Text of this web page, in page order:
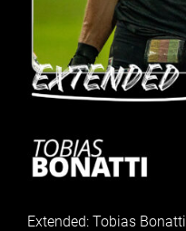
Extended: Tobias Bonatti